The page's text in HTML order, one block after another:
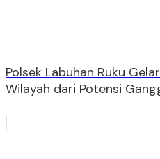
Polsek Labuhan Ruku
Wilayah dari Potensi